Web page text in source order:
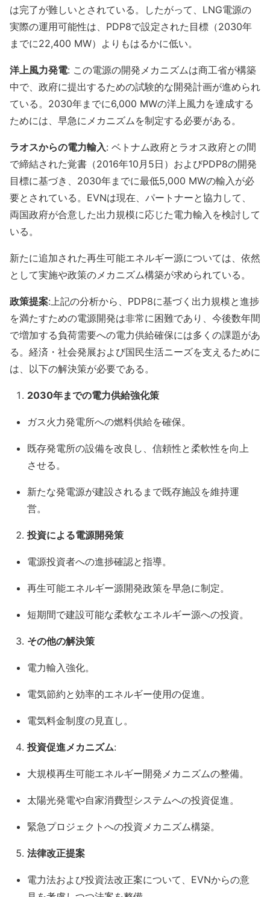
は完了が難しいとされている。したがって、LNG電源の
実際の運用可能性は、PDP8で設定された目標（2030年
までに22,400 MW）よりもはるかに低い。
洋上風力発電: この電源の開発メカニズムは商工省が構築
中で、政府に提出するための試験的な開発計画が進められ
ている。2030年までに6,000 MWの洋上風力を達成する
ためには、早急にメカニズムを制定する必要がある。
ラオスからの電力輸入: ベトナム政府とラオス政府との間
で締結された覚書（2016年10月5日）およびPDP8の開発
目標に基づき、2030年までに最低5,000 MWの輸入が必
要とされている。EVNは現在、パートナーと協力して、
両国政府が合意した出力規模に応じた電力輸入を検討して
いる。
新たに追加された再生可能エネルギー源については、依然
として実施や政策のメカニズム構築が求められている。
政策提案:上記の分析から、PDP8に基づく出力規模と進捗
を満たすための電源開発は非常に困難であり、今後数年間
で増加する負荷需要への電力供給確保には多くの課題があ
る。経済・社会発展および国民生活ニーズを支えるために
は、以下の解決策が必要である。
2030年までの電力供給強化策
ガス火力発電所への燃料供給を確保。
既存発電所の設備を改良し、信頼性と柔軟性を向上
させる。
新たな発電源が建設されるまで既存施設を維持運
営。
投資による電源開発策
電源投資者への進捗確認と指導。
再生可能エネルギー源開発政策を早急に制定。
短期間で建設可能な柔軟なエネルギー源への投資。
その他の解決策
電力輸入強化。
電気節約と効率的エネルギー使用の促進。
電気料金制度の見直し。
投資促進メカニズム:
大規模再生可能エネルギー開発メカニズムの整備。
太陽光発電や自家消費型システムへの投資促進。
緊急プロジェクトへの投資メカニズム構築。
法律改正提案
電力法および投資法改正案について、EVNからの意